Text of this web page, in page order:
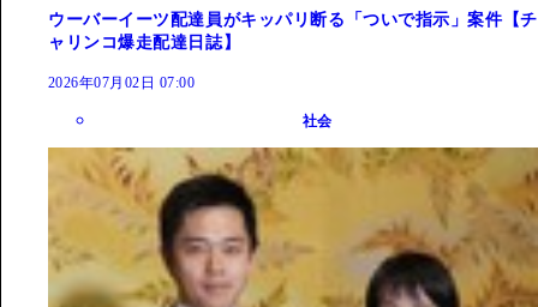
ウーバーイーツ配達員がキッパリ断る「ついで指示」案件【チ
ャリンコ爆走配達日誌】
2026年07月02日 07:00
社会